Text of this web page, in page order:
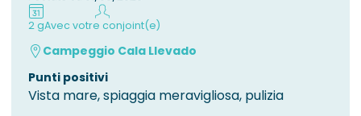
2 gAvec votre conjoint(e)
Campeggio Cala Llevado
Punti positivi
Vista mare, spiaggia meravigliosa, pulizia